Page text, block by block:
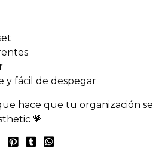
y fácil de despegar
hace que tu organización se
💗